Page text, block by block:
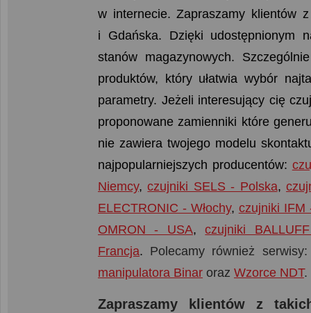
w internecie. Zapraszamy klientów
i Gdańska. Dzięki udostępnionym
stanów magazynowych.
produktów, który ułatwia wybór
parametry. Jeżeli interesujący cię
proponowane zamienniki które
nie zawiera twojego modelu
najpopularniejszych producentów:
Niemcy,czujniki SELS - Polska,
ELECTRONIC - Włochy, czujniki IFM
OMRON - USA,czujniki
Francja. Polecamy również
manipulatora Binar oraz Wzorce NDT.
Zapraszamy klientów z